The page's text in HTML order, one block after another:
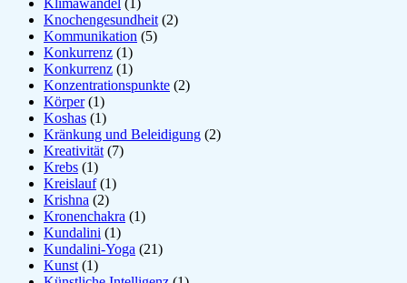
Klimawandel (1)
Knochengesundheit (2)
Kommunikation (5)
Konkurrenz (1)
Konkurrenz (1)
Konzentrationspunkte (2)
Körper(1)
Koshas (1)
Kränkung und Beleidigung (2)
Kreativität (7)
Krebs (1)
Kreislauf(1)
Krishna (2)
Kronenchakra (1)
Kundalini (1)
Kundalini-Yoga (21)
Kunst (1)